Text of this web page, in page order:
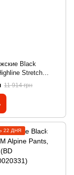
Black
Stretch
Black (BD
XL)
11 914 грн
22 ДНЯ